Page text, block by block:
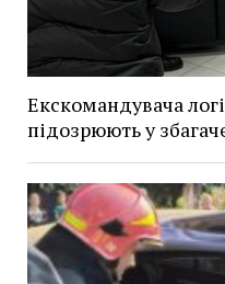
Екскомандувача
підозрюють у